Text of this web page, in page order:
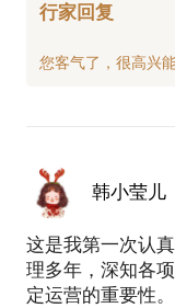
行家回复
韩小莹儿
这是我第一次认
理多年，深知各
定运营的重要性